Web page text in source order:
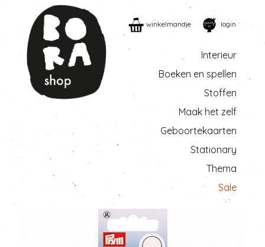
winkelmandje login
Interieur
Boeken en spellen
Stoffen
Maak het zelf
Geboortekaarten
Stationary
Thema
Sale